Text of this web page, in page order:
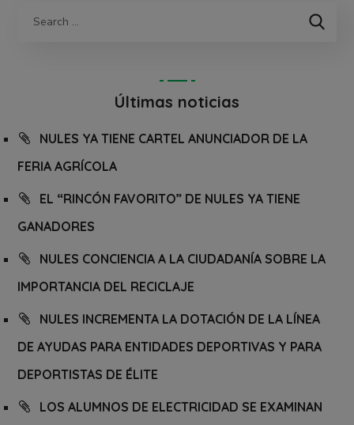
Últimas noticias
NULES YA TIENE CARTEL ANUNCIADOR DE LA
FERIA AGRÍCOLA
EL “RINCÓN FAVORITO” DE NULES YA TIENE
GANADORES
NULES CONCIENCIA A LA CIUDADANÍA SOBRE LA
IMPORTANCIA DEL RECICLAJE
NULES INCREMENTA LA DOTACIÓN DE LA LÍNEA
DE AYUDAS PARA ENTIDADES DEPORTIVAS Y PARA
DEPORTISTAS DE ÉLITE
LOS ALUMNOS DE ELECTRICIDAD SE EXAMINAN